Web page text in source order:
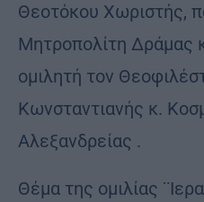
Θεοτόκου Χωριστής,
Μητροπολίτη Δράμας
ομιλητή τον
Κωνσταντιανής κ.
Αλεξανδρείας .
Θέμα της ομιλίας